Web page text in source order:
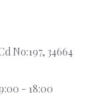
No:197, 34664
- 18:00